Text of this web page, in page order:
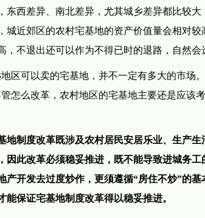
东西差异、南北差异，尤其城乡差异都比较
城近郊区的农村宅基地的资产价值量会相对
，不退出还可以作为不得已时的退路，自然会
区可以卖的宅基地，并不一定有多大的市场
怎么改革，农村地区的宅基地主要还是应该
地制度改革既涉及农村居民安居乐业、生产
因此改革必须稳妥推进，既不能导致进城务
产开发去过度炒作，更须遵循“房住不炒”的
能保证宅基地制度改革得以稳妥推进。